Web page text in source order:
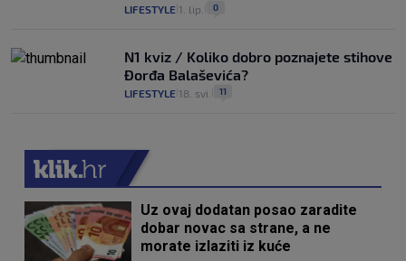
LIFESTYLE 1. lip. 0
N1 kviz / Koliko dobro poznajete stihove
Đorđa Balaševića?
LIFESTYLE 18. svi. 11
Uz ovaj dodatan posao zaradite
dobar novac sa strane, a ne
morate izlaziti iz kuće